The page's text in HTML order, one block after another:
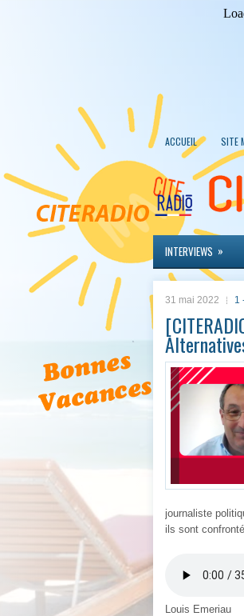
ACCUEIL SITE
INTERVIEWS »
31 mai 2022 1
journaliste
ils sont
Louis Emeriau